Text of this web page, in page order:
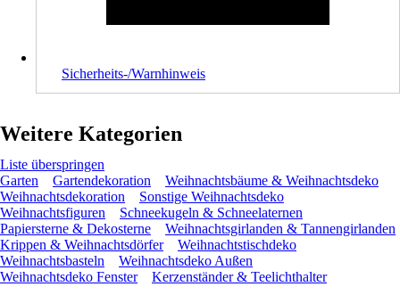
Sicherheits-/Warnhinweis
Weitere Kategorien
Liste überspringen
Garten
Gartendekoration
Weihnachtsbäume & Weihnachtsdeko
Weihnachtsdekoration
Sonstige Weihnachtsdeko
Weihnachtsfiguren
Schneekugeln & Schneelaternen
Papiersterne & Dekosterne
Weihnachtsgirlanden & Tannengirlanden
Krippen & Weihnachtsdörfer
Weihnachtstischdeko
Weihnachtsbasteln
Weihnachtsdeko Außen
Weihnachtsdeko Fenster
Kerzenständer & Teelichthalter